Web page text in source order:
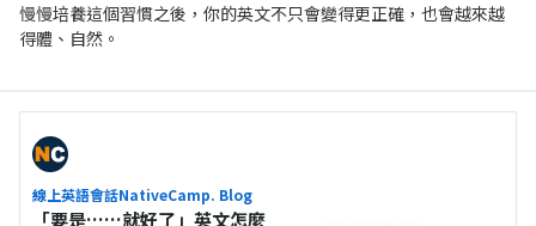
慢慢培養這個習慣之後，你的英文不只會變得更正確，也會越來越
得體、自然。
線上英語會話NativeCamp. Blog
「要是……就好了」英文怎麼